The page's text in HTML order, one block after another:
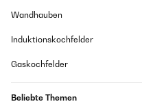
Wandhauben
Induktionskochfelder
Gaskochfelder
Beliebte Themen